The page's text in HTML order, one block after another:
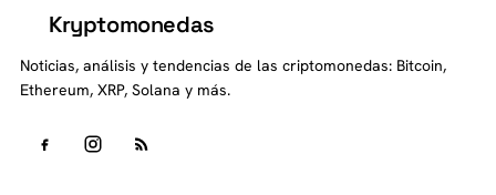
Kryptomonedas
Noticias, análisis y tendencias de las criptomonedas: Bitcoin,
Ethereum, XRP, Solana y más.